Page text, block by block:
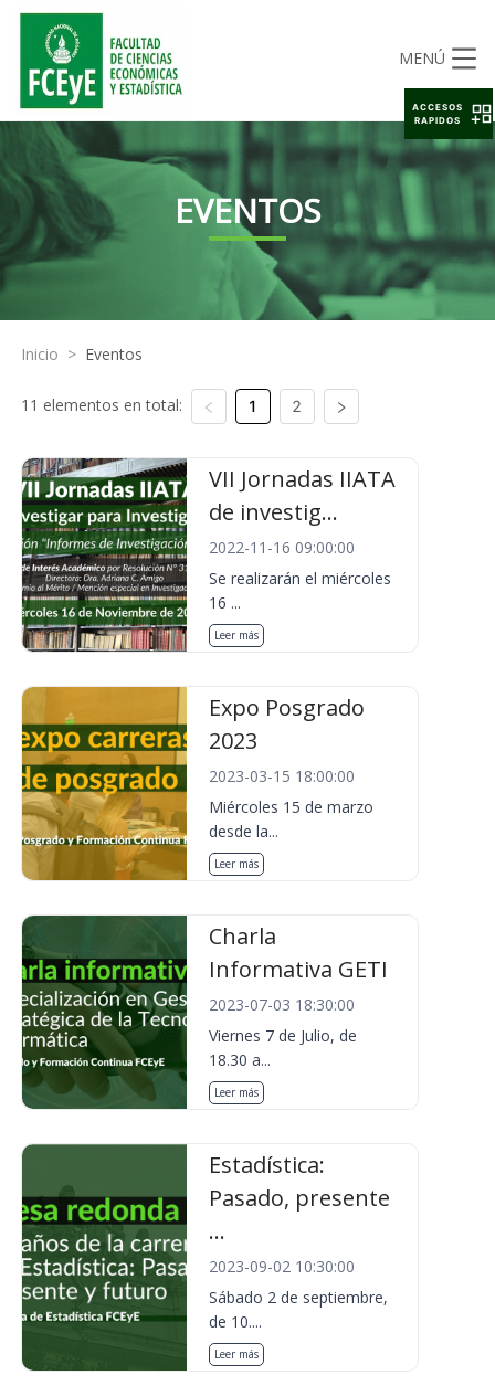
MENÚ
EVENTOS
Inicio > Eventos
11 elementos en total: 1 2
VII Jornadas IIATA
de investig...
2022-11-16 09:00:00
Se realizarán el miércoles
16 ...
Leer más
Expo Posgrado
2023
2023-03-15 18:00:00
Miércoles 15 de marzo
desde la...
Leer más
Charla
Informativa GETI
2023-07-03 18:30:00
Viernes 7 de Julio, de
18.30 a...
Leer más
Estadística:
Pasado, presente
...
2023-09-02 10:30:00
Sábado 2 de septiembre,
de 10....
Leer más
ACCESOS
RAPIDOS